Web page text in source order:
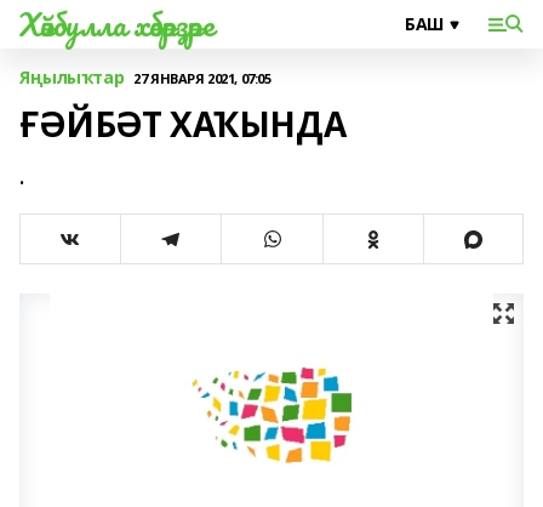
Хәйбулла хәбәрҙәре
Яңылыҡтар 27 ЯНВАРЯ 2021, 07:05
ҒӘЙБӘТ ХАҠЫНДА
.